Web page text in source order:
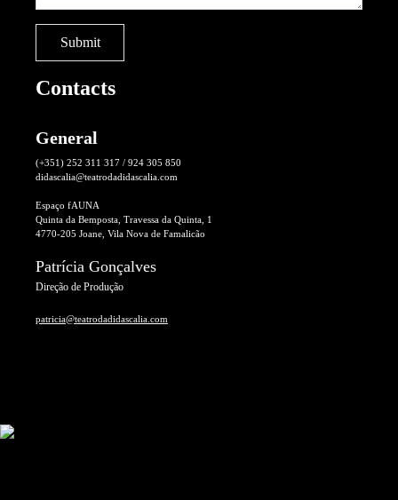
Contacts
General
(+351) 252 311 317 / 924 305 850
didascalia@teatrodadidascalia.com
Espaço fAUNA
Quinta da Bemposta, Travessa da Quinta, 1
4770-205 Joane, Vila Nova de Famalicão
Patrícia Gonçalves
Direção de Produção
patricia@teatrodadidascalia.com